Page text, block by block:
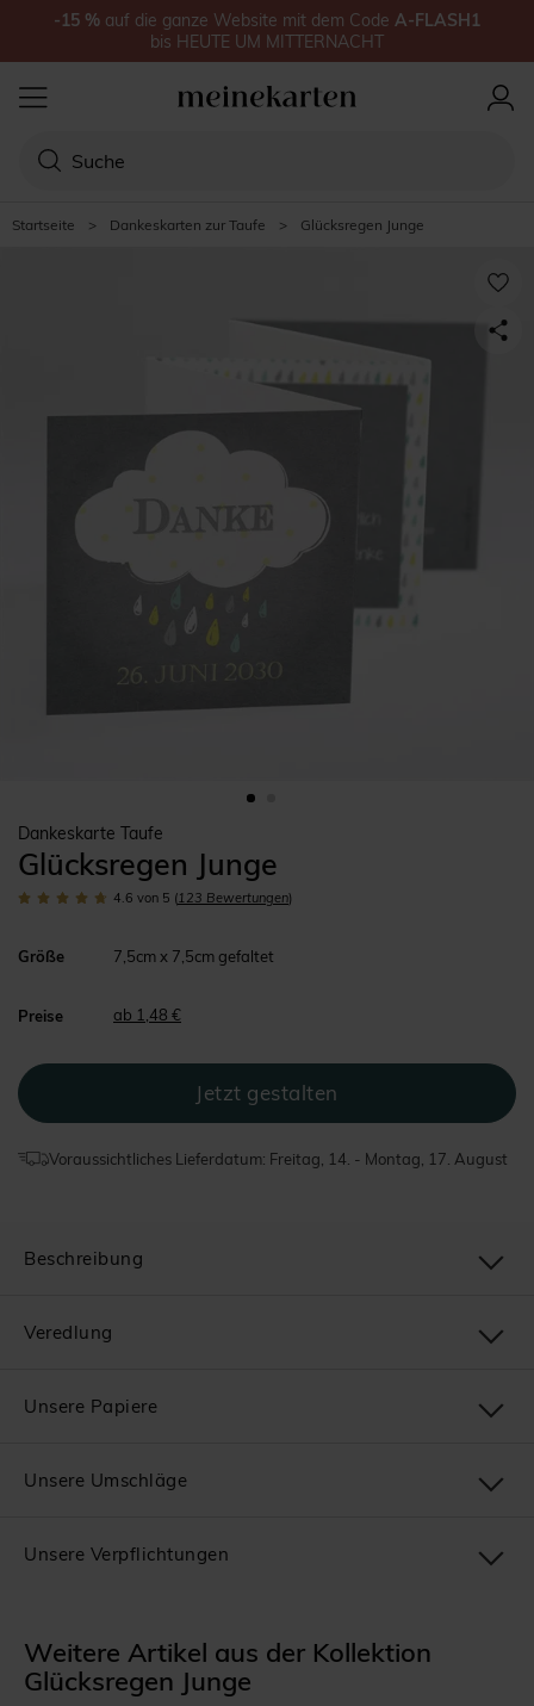
Startseite > Dankeskarten zur Taufe > Glücksregen Junge
Dankeskarte Taufe
Glücksregen Junge
4.6 von 5 (123 Bewertungen)
Größe 7,5cm x 7,5cm gefaltet
Preise ab 1,48 €
Voraussichtliches Lieferdatum: Freitag, 14. - Montag, 17. August
Weitere Artikel aus der Kollektion
Glücksregen Junge
Beschreibung
Veredlung
Unsere Papiere
Unsere Umschläge
Unsere Verpflichtungen
-15 % auf die ganze Website mit dem Code A-FLASH1
bis HEUTE UM MITTERNACHT